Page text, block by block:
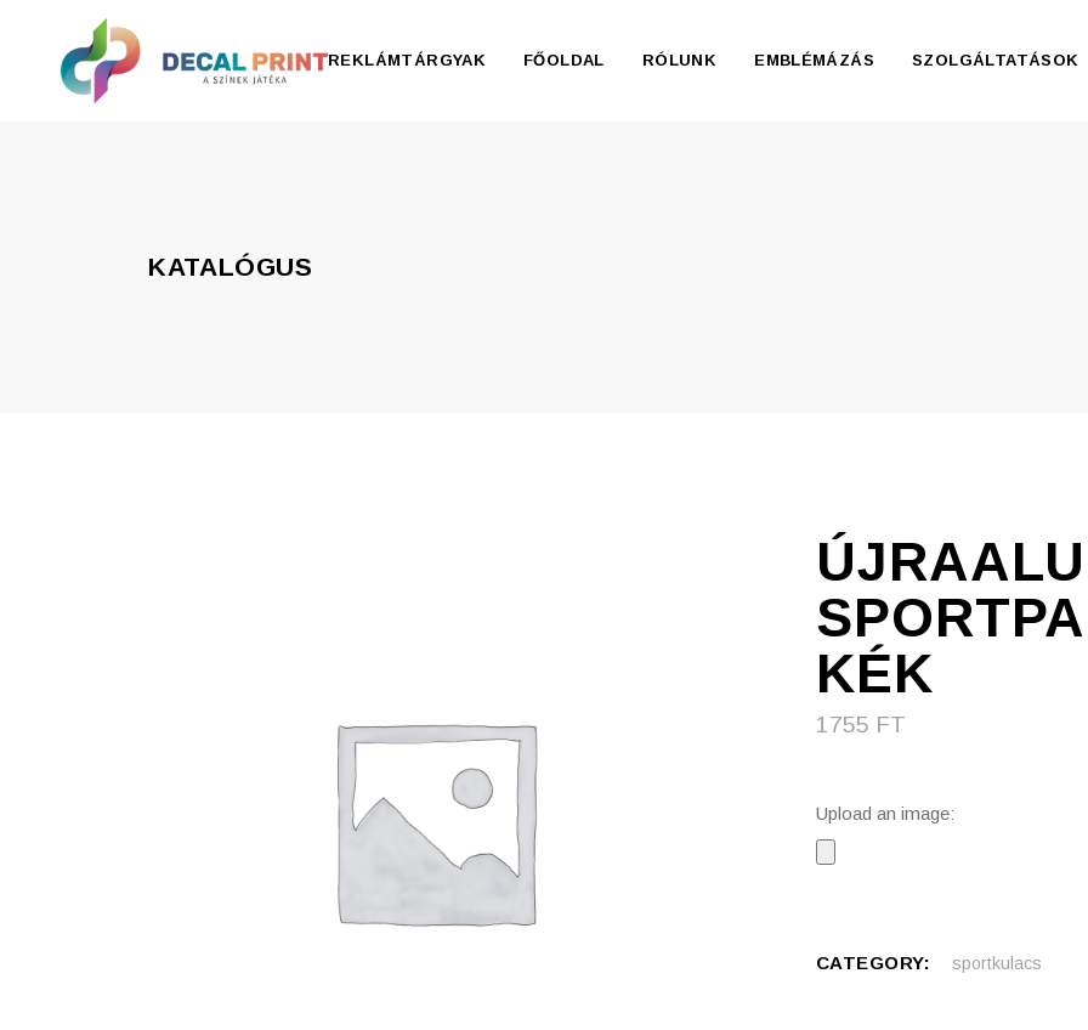
REKLÁMTÁRGYAK FŐOLDAL RÓLUNK EMBLÉMÁZÁS SZOLGÁLTATÁSOK
KATALÓGUS
KÉK
1755 FT
Upload an image:
CATEGORY: sportkulacs